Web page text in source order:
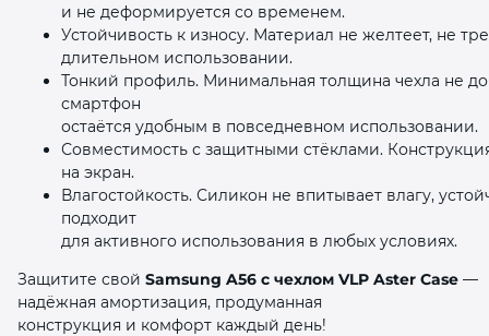
и не деформируется со временем.
Устойчивость к износу. Материал не желтеет, не
длительном использовании.
Тонкий профиль. Минимальная толщина чехла не
смартфон
остаётся удобным в повседневном использовании.
Совместимость с защитными стёклами.
на экран.
Влагостойкость. Силикон не впитывает влагу,
подходит
для активного использования в любых условиях.
Защитите свой Samsung A56 с чехлом VLP Aster Case —
надёжная амортизация, продуманная
конструкция и комфорт каждый день!